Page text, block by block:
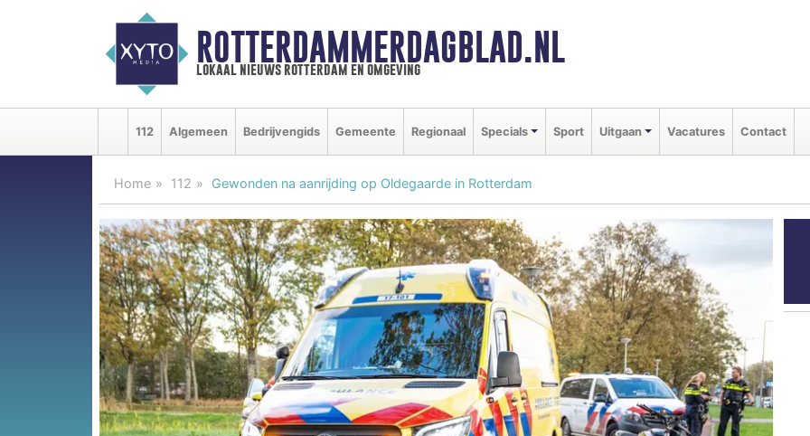
ROTTERDAMMERDAGBLAD.NL
lokaal nieuws rotterdam en omgeving
112 Algemeen Bedrijvengids Gemeente Regionaal Specials Sport Uitgaan Vacatures Contact
Home 112 Gewonden na aanrijding op Oldegaarde in Rotterdam